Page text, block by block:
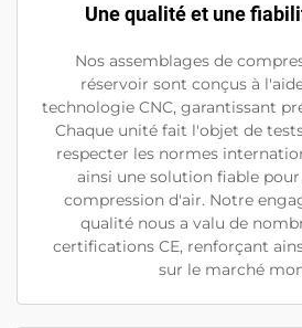
Une qualité et une
Nos assemblages de
réservoir sont conçus à
technologie CNC, garantissant
Chaque unité fait l'objet de
respecter les normes
ainsi une solution fiable
compression d'air. Notre
qualité nous a valu de
certifications CE, renforçant
sur le marché